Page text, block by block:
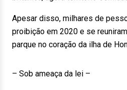
Apesar disso, milhares de
proibição em 2020 e se
parque no coração da ilha de
– Sob ameaça da lei –